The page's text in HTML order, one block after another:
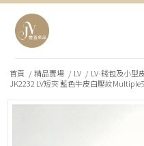
首頁 / 精品賣場 / LV / LV-錢包及小型
JK2232 LV短夾 藍色牛皮白壓紋Multiple